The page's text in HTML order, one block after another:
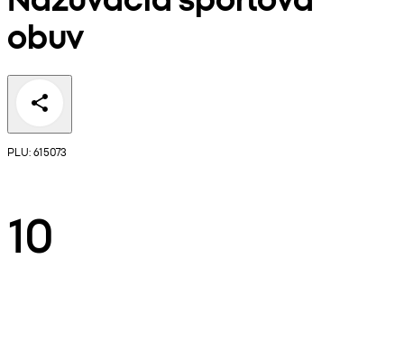
obuv
PLU: 615073
10